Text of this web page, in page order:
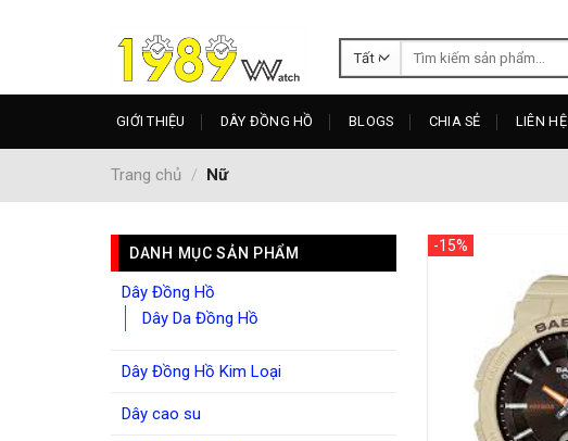
Tìm
GIỚI THIỆU DÂY ĐỒNG HỒ BLOGS CHIA SẺ LIÊN HỆ
Trang chủ / Nữ
DANH MỤC SẢN PHẨM
Dây Đồng Hồ
Dây Da Đồng Hồ
Dây Đồng Hồ Kim Loại
Dây cao su
-15%